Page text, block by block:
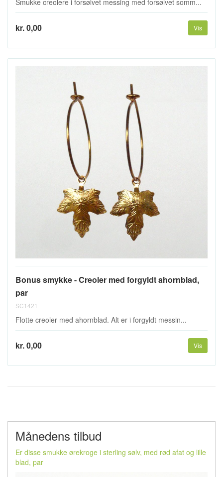
Smukke creolere i forsølvet messing med forsølvet somm...
kr. 0,00 Vis
Bonus smykke - Creoler med forgyldt ahornblad,
par
SC1421
Flotte creoler med ahornblad. Alt er i forgyldt messin...
kr. 0,00 Vis
Månedens tilbud
Er disse smukke ørekroge i sterling sølv, med rød afat og lille
blad, par